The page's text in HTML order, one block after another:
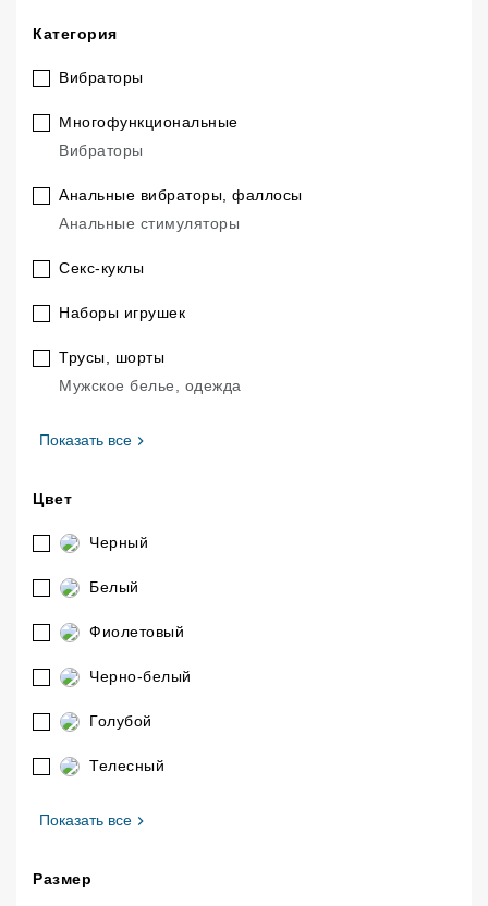
Категория
Вибраторы
Многофункциональные
.Вибраторы
Анальные вибраторы, фаллосы
.
Анальные стимуляторы
Секс-куклы
Наборы игрушек
Трусы, шорты
.Мужское белье, одежда
Показать все, Категория
Цвет
Черный
Белый
Фиолетовый
Черно-белый
Голубой
Телесный
Показать все, Цвет
Размер